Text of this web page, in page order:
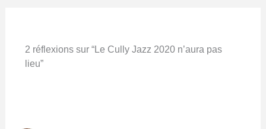
2 réflexions sur “Le Cully Jazz 2020 n’aura pas
lieu”